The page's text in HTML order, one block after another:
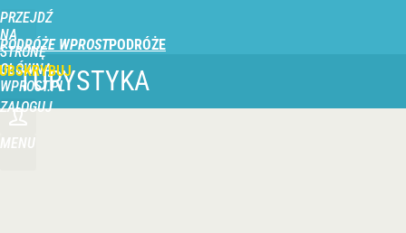
PRZEJDŹ
NA
STRONĘ
GŁÓWNĄ
WPROST.PL
PODRÓŻE WPROST
ZALOGUJ
MENU
TURYSTYKA